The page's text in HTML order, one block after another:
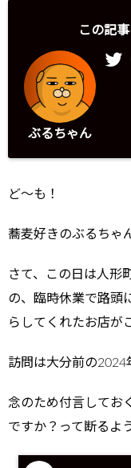
この記
ぶるちゃん
ど～も！
蕎麦好きのぶるちゃ
さて、この日は人形
の、臨時休業で路頭
らしてくれたお店が
訪問は大分前の2024
念のため付言してお
ですか？って断るよ